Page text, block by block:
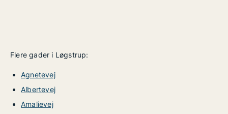
Flere gader i Løgstrup:
Agnetevej
Albertevej
Amalievej